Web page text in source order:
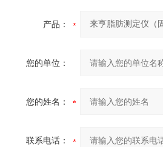
产品：
您的单位：
您的姓名：
联系电话：